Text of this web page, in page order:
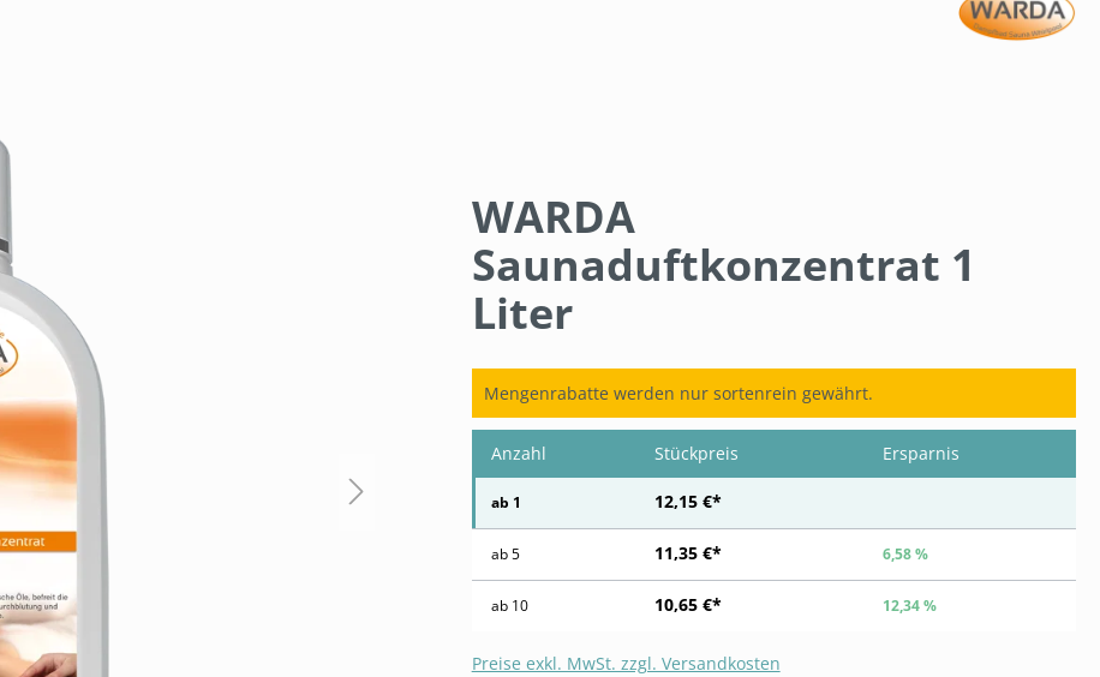
WARDA
Saunaduftkonzentrat 1
Liter
Mengenrabatte werden nur sortenrein gewährt.
Anzahl Stückpreis Ersparnis
ab 1 12,15 €*
ab5 11,35 €* 6,58 %
ab 10 10,65 €* 12,34 %
Preise exkl. MwSt. zzgl. Versandkosten